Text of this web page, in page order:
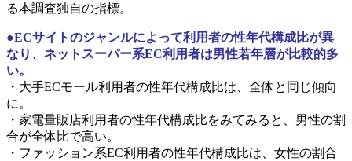
る本調査独自の指標。
●ECサイトのジャンルによって利用者の性年代構成比が異
なり、ネットスーパー系EC利用者は男性若年層が比較的多
い。
・大手ECモール利用者の性年代構成比は、全体と同じ傾向
に。
・家電量販店利用者の性年代構成比をみてみると、男性の割
合が全体比で高い。
・ファッション系EC利用者の性年代構成比は、女性の割合